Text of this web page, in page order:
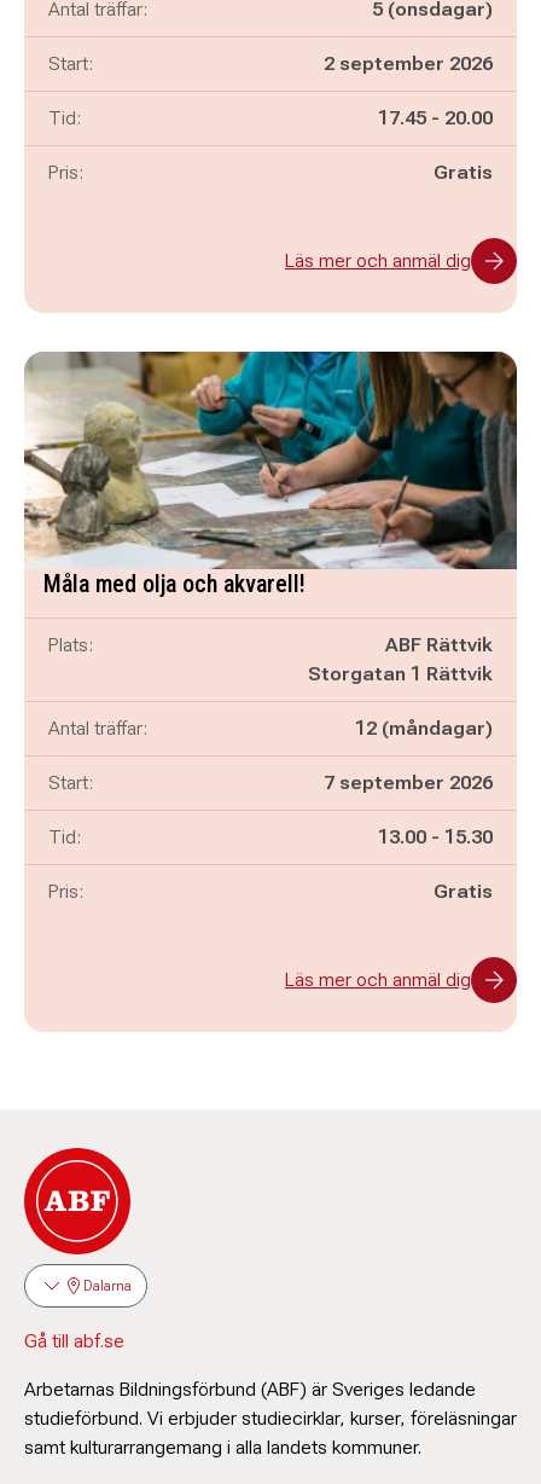
Antal träffar: 5 (onsdagar)
Start: 2 september 2026
Tid: Pågår mellan
17.45 - och
20.00
Pris: Gratis
Läs mer och anmäl dig
Måla med olja och akvarell!
Plats:
ABF Rättvik
Storgatan 1 Rättvik
Antal träffar: 12 (måndagar)
Start: 7 september 2026
Tid: Pågår mellan
13.00 - och
15.30
Pris: Gratis
Läs mer och anmäl dig
Dalarna
Gå till abf.se
Arbetarnas Bildningsförbund (ABF) är Sveriges ledande
studieförbund. Vi erbjuder studiecirklar, kurser, föreläsningar
samt kulturarrangemang i alla landets kommuner.